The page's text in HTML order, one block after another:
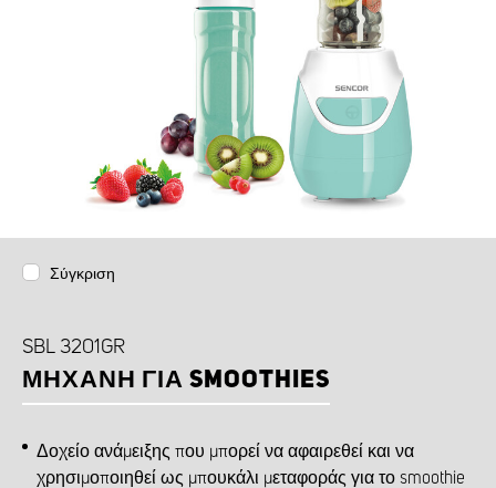
ΕΊΔΗ ΓΡΑΦΕΊΟΥ ΚΑΙ ΚΑΛΏΔΙΑ
Σύγκριση
SBL 3201GR
ΜΗΧΑΝΉ ΓΙΑ SMOOTHIES
Δοχείο ανάμειξης που μπορεί να αφαιρεθεί και να
χρησιμοποιηθεί ως μπουκάλι μεταφοράς για το smoothie